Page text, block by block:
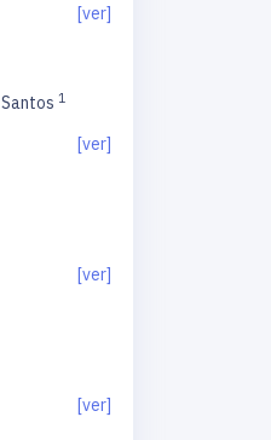
[ver]
1
[ver]
[ver]
[ver]